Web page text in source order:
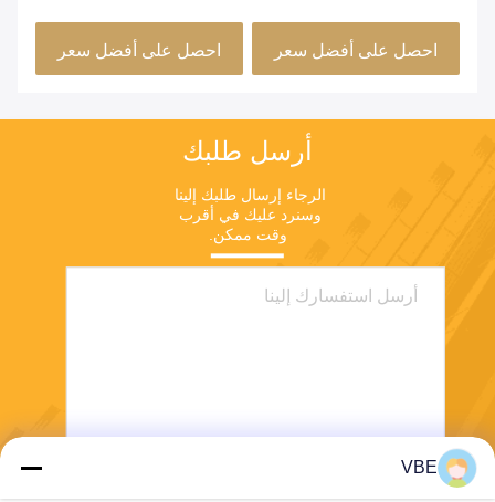
قناة واحدة
احصل على أفضل سعر
التشويش
احصل على أفضل سعر
أرسل طلبك
وقت ممكن.
VBE